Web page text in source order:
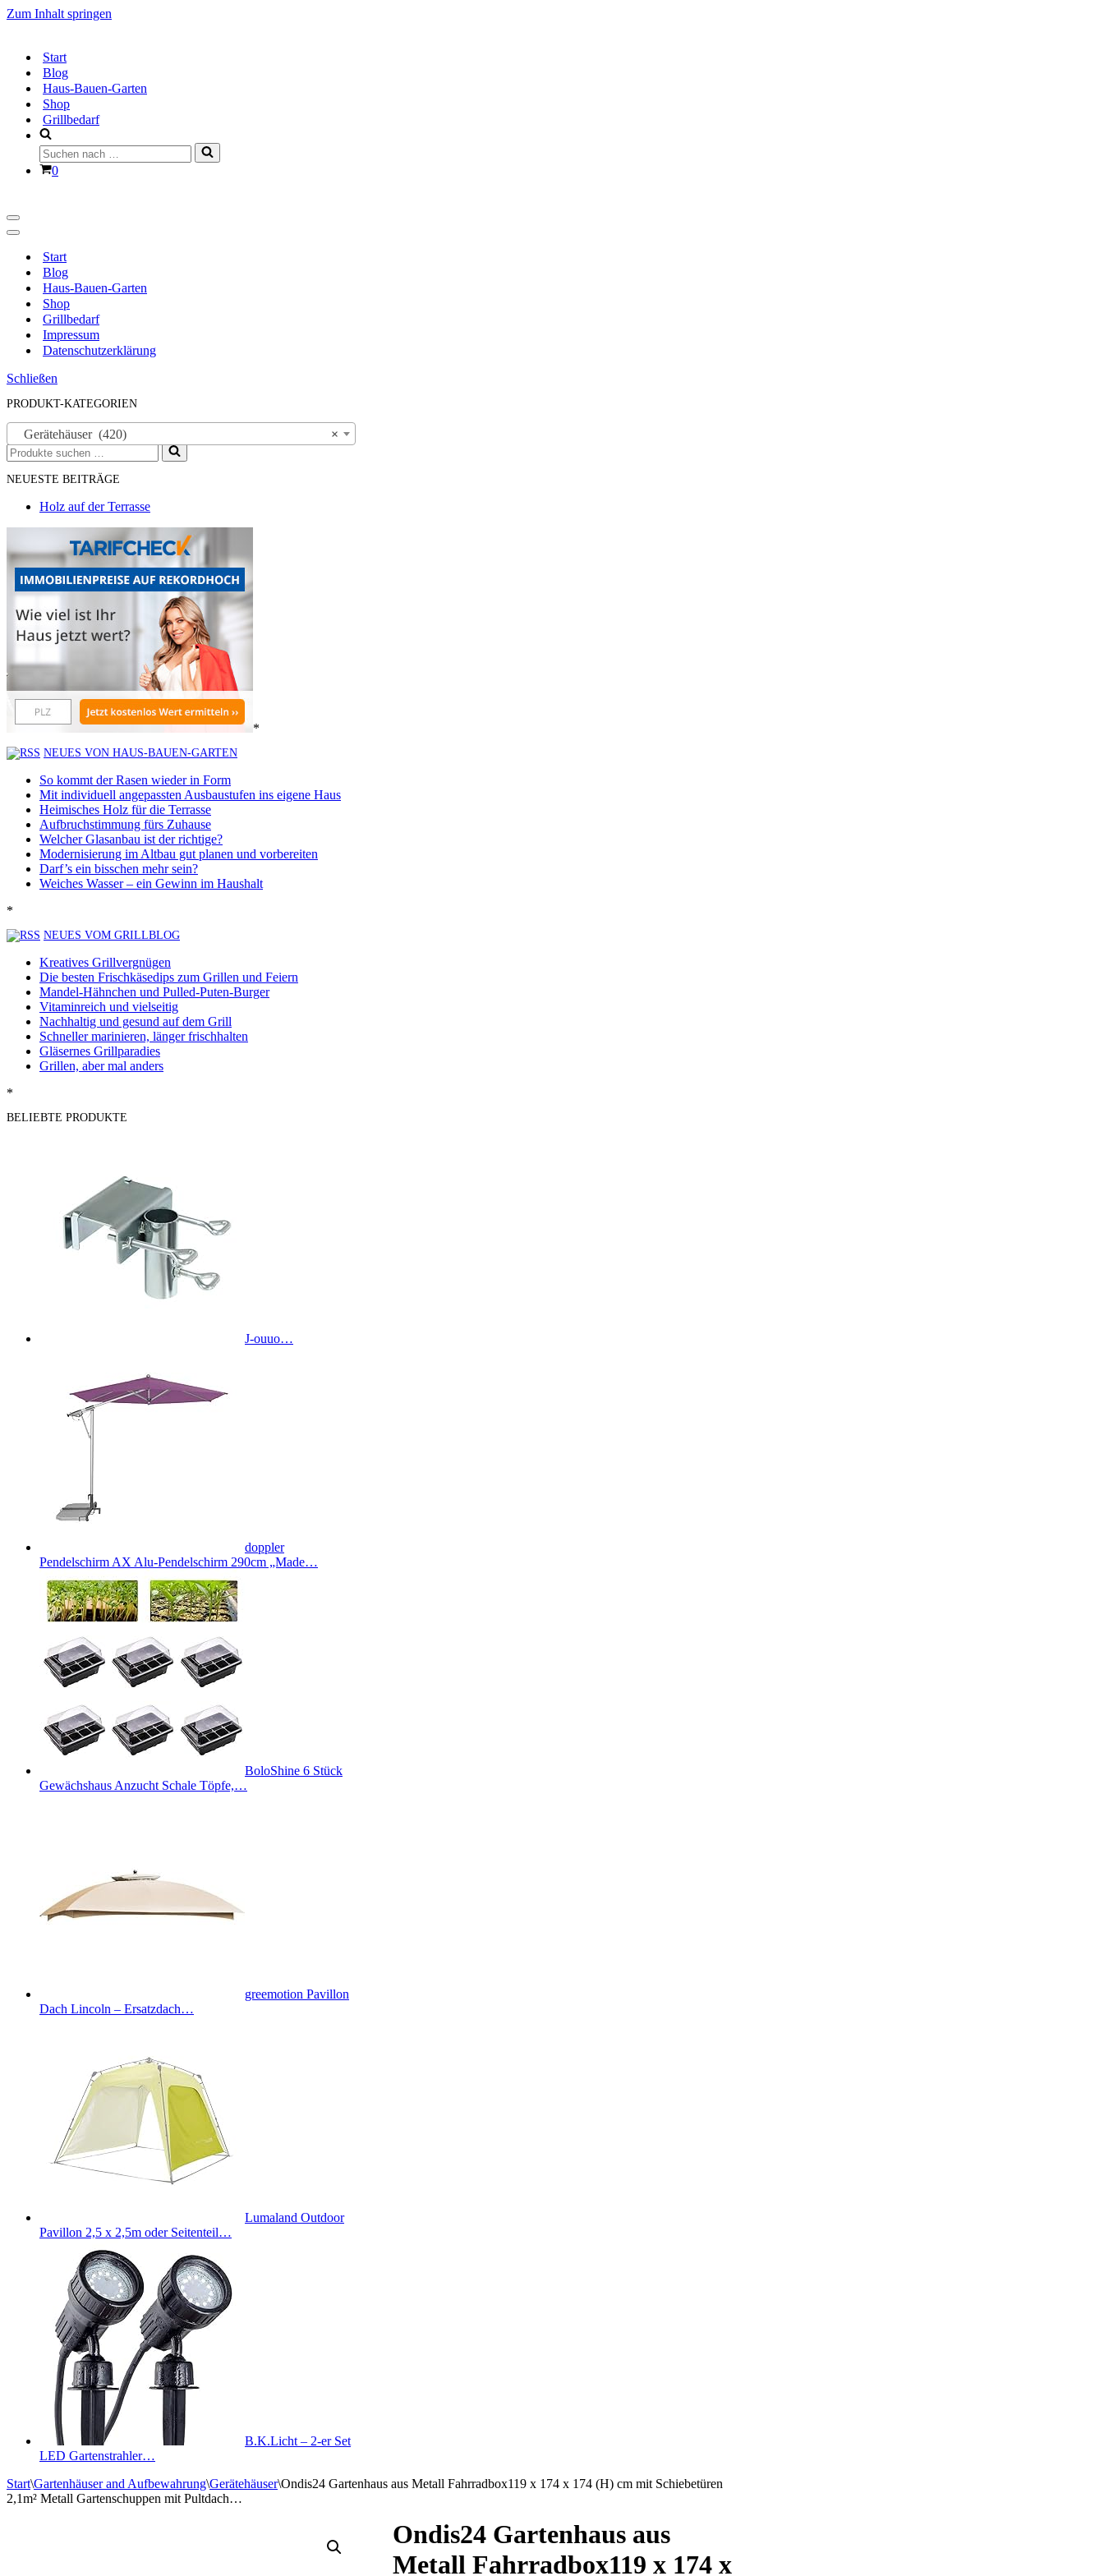
Zum Inhalt springen
Start
Blog
Haus-Bauen-Garten
Shop
Grillbedarf
Suchen
nach …
Warenkorb
0
Navigationsmenü
Navigationsmenü
Start
Blog
Haus-Bauen-Garten
Shop
Grillbedarf
Impressum
Datenschutzerklärung
Schließen
PRODUKT-KATEGORIEN
×
Gerätehäuser (420)
Suchen
nach …
NEUESTE BEITRÄGE
Holz auf der Terrasse
*
NEUES VON HAUS-BAUEN-GARTEN
So kommt der Rasen wieder in Form
Mit individuell angepassten Ausbaustufen ins eigene Haus
Heimisches Holz für die Terrasse
Aufbruchstimmung fürs Zuhause
Welcher Glasanbau ist der richtige?
Modernisierung im Altbau gut planen und vorbereiten
Darf’s ein bisschen mehr sein?
Weiches Wasser – ein Gewinn im Haushalt
*
NEUES VOM GRILLBLOG
Kreatives Grillvergnügen
Die besten Frischkäsedips zum Grillen und Feiern
Mandel-Hähnchen und Pulled-Puten-Burger
Vitaminreich und vielseitig
Nachhaltig und gesund auf dem Grill
Schneller marinieren, länger frischhalten
Gläsernes Grillparadies
Grillen, aber mal anders
*
BELIEBTE PRODUKTE
J-ouuo…
doppler
Pendelschirm AX Alu-Pendelschirm 290cm „Made…
BoloShine 6 Stück
Gewächshaus Anzucht Schale Töpfe,…
greemotion Pavillon
Dach Lincoln – Ersatzdach…
Lumaland Outdoor
Pavillon 2,5 x 2,5m oder Seitenteil…
B.K.Licht – 2-er Set
LED Gartenstrahler…
Start\Gartenhäuser and Aufbewahrung\Gerätehäuser\Ondis24 Gartenhaus aus Metall Fahrradbox119 x 174 x 174 (H) cm mit Schiebetüren
2,1m² Metall Gartenschuppen mit Pultdach…
Ondis24 Gartenhaus aus
Metall Fahrradbox119 x 174 x